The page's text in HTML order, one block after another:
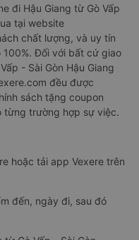
đi Hậu Giang từ Gò Vấp
tại website
chất lượng, và uy tín
Đối với bất cứ giao
- Sài Gòn Hậu Giang
đều được
sách tặng coupon
từng trường hợp sự việc.
hoặc tải app Vexere trên
đến, ngày đi, sau đó